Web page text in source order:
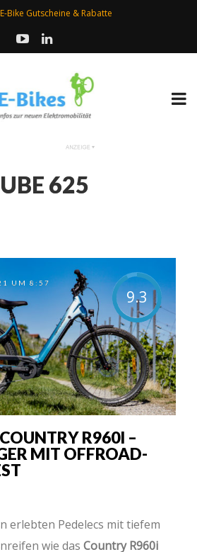
Bike Gutscheine & Rabatte
625
9.3
UM 8:57
R960I –
MIT OFFROAD-
erlebten Pedelecs mit tiefem
wie das Country R960i